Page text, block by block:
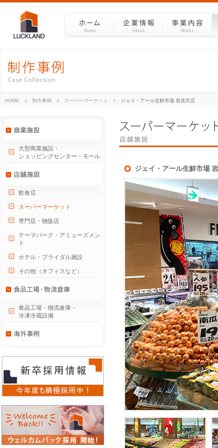
HOME > 制作事例 > スーパーマーケット > ジェイ・アール生鮮市場 岩見沢店
ジェイ・アール生鮮市場
大型商業施設・
ショッピングセンター・モール
飲食店
スーパーマーケット
専門店・物販店
テーマパーク・アミューズメン
ト
ホテル・ブライダル施設
その他（オフィスなど）
食品工場・物流倉庫・
冷凍冷蔵設備